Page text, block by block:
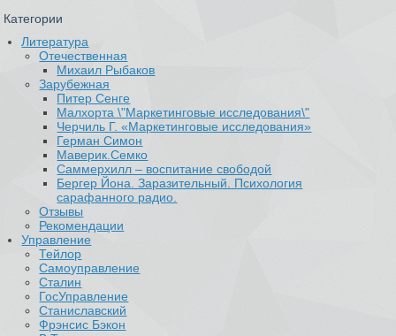
Категории
Литература
Отечественная
Михаил Рыбаков
Зарубежная
Питер Сенге
Малхорта \"Маркетинговые исследования\"
Черчиль Г. «Маркетинговые исследования»
Герман Симон
Маверик.Семко
Саммерхилл – воспитание свободой
Бергер Йона. Заразительный. Психология
сарафанного радио.
Отзывы
Рекомендации
Управление
Тейлор
Самоуправление
Сталин
ГосУправление
Станиславский
Фрэнсис Бэкон